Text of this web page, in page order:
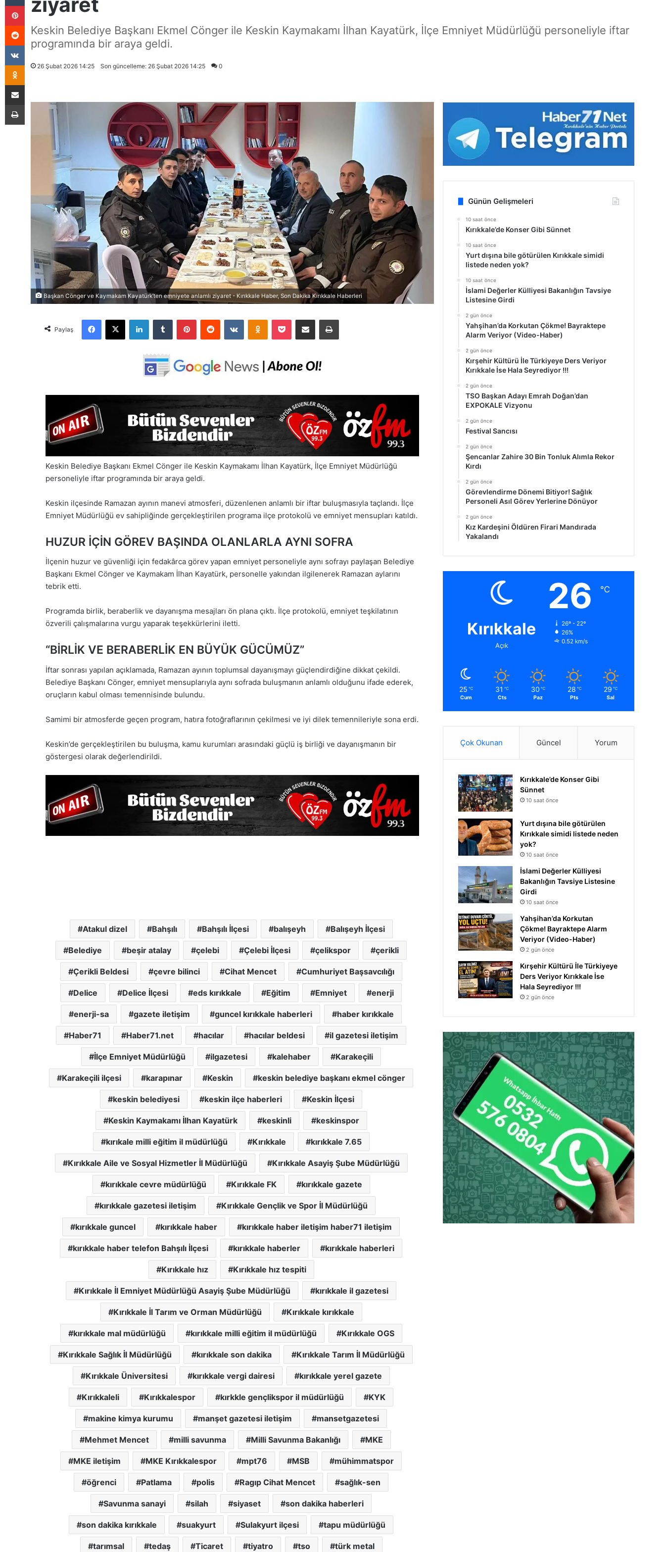
Keskin Belediye Başkanı Ekmel Cönger ile Keskin Kaymakamı İlhan Kayatürk, İlçe Emniyet Müdürlüğü personeliyle iftar
programında bir araya geldi.
26 Şubat 2026 14:25 Son güncelleme: 26 Şubat 2026 14:25 0
Başkan Cönger ve Kaymakam Kayatürk’ten emniyete anlamlı ziyaret - Kırıkkale Haber, Son Dakika Kırıkkale Haberleri
Paylaş
Keskin Belediye Başkanı Ekmel Cönger ile Keskin Kaymakamı İlhan Kayatürk, İlçe Emniyet Müdürlüğü
personeliyle iftar programında bir araya geldi.
Keskin ilçesinde Ramazan ayının manevi atmosferi, düzenlenen anlamlı bir iftar buluşmasıyla taçlandı. İlçe
Emniyet Müdürlüğü ev sahipliğinde gerçekleştirilen programa ilçe protokolü ve emniyet mensupları katıldı.
HUZUR İÇİN GÖREV BAŞINDA OLANLARLA AYNI SOFRA
İlçenin huzur ve güvenliği için fedakârca görev yapan emniyet personeliyle aynı sofrayı paylaşan Belediye
Başkanı Ekmel Cönger ve Kaymakam İlhan Kayatürk, personelle yakından ilgilenerek Ramazan aylarını
tebrik etti.
Programda birlik, beraberlik ve dayanışma mesajları ön plana çıktı. İlçe protokolü, emniyet teşkilatının
özverili çalışmalarına vurgu yaparak teşekkürlerini iletti.
“BİRLİK VE BERABERLİK EN BÜYÜK GÜCÜMÜZ”
İftar sonrası yapılan açıklamada, Ramazan ayının toplumsal dayanışmayı güçlendirdiğine dikkat çekildi.
Belediye Başkanı Cönger, emniyet mensuplarıyla aynı sofrada buluşmanın anlamlı olduğunu ifade ederek,
oruçların kabul olması temennisinde bulundu.
Samimi bir atmosferde geçen program, hatıra fotoğraflarının çekilmesi ve iyi dilek temennileriyle sona erdi.
Keskin’de gerçekleştirilen bu buluşma, kamu kurumları arasındaki güçlü iş birliği ve dayanışmanın bir
göstergesi olarak değerlendirildi.
Atakul dizel Bahşılı Bahşılı İlçesi balışeyh Balışeyh İlçesi
Belediye beşir atalay çelebi Çelebi İlçesi çelikspor çerikli
Çerikli Beldesi çevre bilinci Cihat Mencet Cumhuriyet Başsavcılığı
Delice Delice İlçesi eds kırıkkale Eğitim Emniyet enerji
enerji-sa gazete iletişim guncel kırıkkale haberleri haber kırıkkale
Haber71 Haber71.net hacılar hacılar beldesi il gazetesi iletişim
İlçe Emniyet Müdürlüğü ilgazetesi kalehaber Karakeçili
Karakeçili ilçesi karapınar Keskin keskin belediye başkanı ekmel cönger
keskin belediyesi keskin ilçe haberleri Keskin İlçesi
Keskin Kaymakamı İlhan Kayatürk keskinli keskinspor
kırıkale milli eğitim il müdürlüğü Kırıkkale kırıkkale 7.65
Kırıkkale Aile ve Sosyal Hizmetler İl Müdürlüğü Kırıkkale Asayiş Şube Müdürlüğü
kırıkkale cevre müdürlüğü Kırıkkale FK kırıkkale gazete
kırıkkale gazetesi iletişim Kırıkkale Gençlik ve Spor İl Müdürlüğü
kırıkkale guncel kırıkkale haber kırıkkale haber iletişim haber71 iletişim
kırıkkale haber telefon Bahşılı İlçesi kırıkkale haberler kırıkkale haberleri
Kırıkkale hız Kırıkkale hız tespiti
Kırıkkale İl Emniyet Müdürlüğü Asayiş Şube Müdürlüğü kırıkkale il gazetesi
Kırıkkale İl Tarım ve Orman Müdürlüğü Kırıkkale kırıkkale
kırıkkale mal müdürlüğü kırıkkale milli eğitim il müdürlüğü Kırıkkale OGS
Kırıkkale Sağlık İl Müdürlüğü kırıkkale son dakika Kırıkkale Tarım İl Müdürlüğü
Kırıkkale Üniversitesi kırıkkale vergi dairesi kırıkkale yerel gazete
Kırıkkaleli Kırıkkalespor kırkkle gençlikspor il müdürlüğü KYK
makine kimya kurumu manşet gazetesi iletişim mansetgazetesi
Mehmet Mencet milli savunma Milli Savunma Bakanlığı MKE
MKE iletişim MKE Kırıkkalespor mpt76 MSB mühimmatspor
öğrenci Patlama polis Ragıp Cihat Mencet sağlık-sen
Savunma sanayi silah siyaset son dakika haberleri
son dakika kırıkkale suakyurt Sulakyurt ilçesi tapu müdürlüğü
tarımsal tedaş Ticaret tiyatro tso türk metal
Günün Gelişmeleri
10 saat önce
Kırıkkale’de Konser Gibi Sünnet
10 saat önce
Yurt dışına bile götürülen Kırıkkale simidi
listede neden yok?
10 saat önce
İslami Değerler Külliyesi Bakanlığın Tavsiye
Listesine Girdi
2 gün önce
Yahşihan’da Korkutan Çökme! Bayraktepe
Alarm Veriyor (Video-Haber)
2 gün önce
Kırşehir Kültürü İle Türkiyeye Ders Veriyor
Kırıkkale İse Hala Seyrediyor !!!
2 gün önce
TSO Başkan Adayı Emrah Doğan’dan
EXPOKALE Vizyonu
2 gün önce
Festival Sancısı
2 gün önce
Şencanlar Zahire 30 Bin Tonluk Alımla Rekor
Kırdı
2 gün önce
Görevlendirme Dönemi Bitiyor! Sağlık
Personeli Asıl Görev Yerlerine Dönüyor
2 gün önce
Kız Kardeşini Öldüren Firari Mandırada
Yakalandı
Kırıkkale
Açık
26 ℃
26º - 22º
26%
0.52 km/s
25 ℃
Cum
31 ℃
Cts
30 ℃
Paz
28 ℃
Pts
29 ℃
Sal
Çok Okunan Güncel Yorum
Kırıkkale’de Konser Gibi
Sünnet
10 saat önce
Yurt dışına bile götürülen
Kırıkkale simidi listede neden
yok?
10 saat önce
İslami Değerler Külliyesi
Bakanlığın Tavsiye Listesine
Girdi
10 saat önce
Yahşihan’da Korkutan
Çökme! Bayraktepe Alarm
Veriyor (Video-Haber)
2 gün önce
Kırşehir Kültürü İle Türkiyeye
Ders Veriyor Kırıkkale İse
Hala Seyrediyor !!!
2 gün önce
Pinterest
Reddit
VKontakte
Odnoklassniki